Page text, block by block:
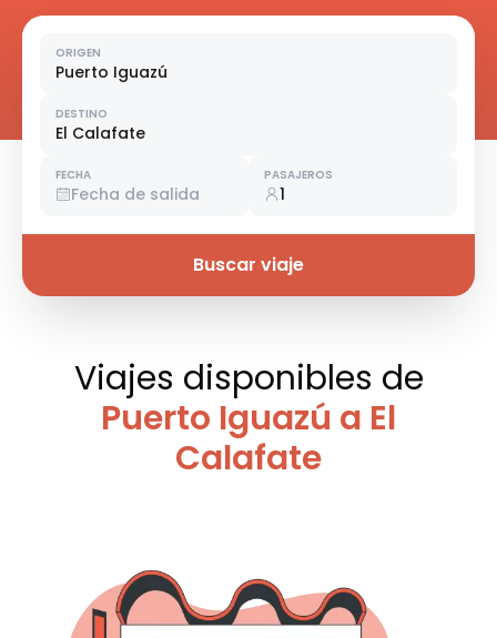
ORIGEN
Puerto Iguazú
DESTINO
El Calafate
FECHA
Fecha de salida
PASAJEROS
1
Buscar viaje
Viajes disponibles de
Puerto Iguazú a El
Calafate